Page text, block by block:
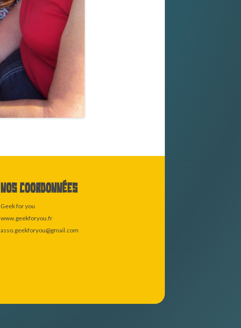
Nos coordonnées
Geek for you
www.geekforyou.fr
asso.geekforyou@gmail.com